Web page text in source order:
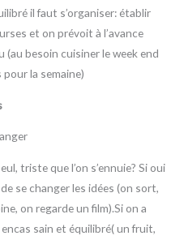
il faut s’organiser: établir
et on prévoit à l’avance
besoin cuisiner le week end
la semaine)
triste que l’on s’ennuie? Si oui
se changer les idées (on sort,
on regarde un film).Si on a
sain et équilibré( un fruit,